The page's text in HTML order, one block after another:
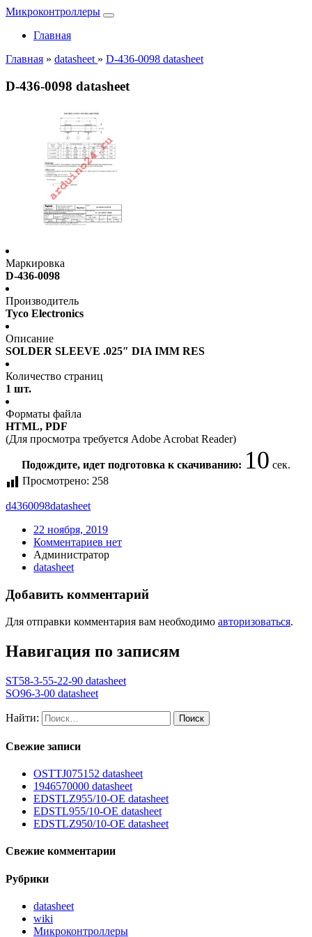
Микроконтроллеры
Главная
Главная » datasheet » D-436-0098 datasheet
D-436-0098 datasheet
Маркировка
D-436-0098
Производитель
Tyco Electronics
Описание
SOLDER SLEEVE .025″ DIA IMM RES
Количество страниц
1 шт.
Форматы файла
HTML, PDF
(Для просмотра требуется Adobe Acrobat Reader)
Подождите, идет подготовка к скачиванию: 10 сек.
Просмотрено: 258
d4360098datasheet
22 ноября, 2019
Комментариев нет
Администратор
datasheet
Добавить комментарий
Для отправки комментария вам необходимо авторизоваться.
Навигация по записям
ST58-3-55-22-90 datasheet
SO96-3-00 datasheet
Найти:
Свежие записи
OSTTJ075152 datasheet
1946570000 datasheet
EDSTLZ955/10-OE datasheet
EDSTL955/10-OE datasheet
EDSTLZ950/10-OE datasheet
Свежие комментарии
Рубрики
datasheet
wiki
Микроконтроллеры